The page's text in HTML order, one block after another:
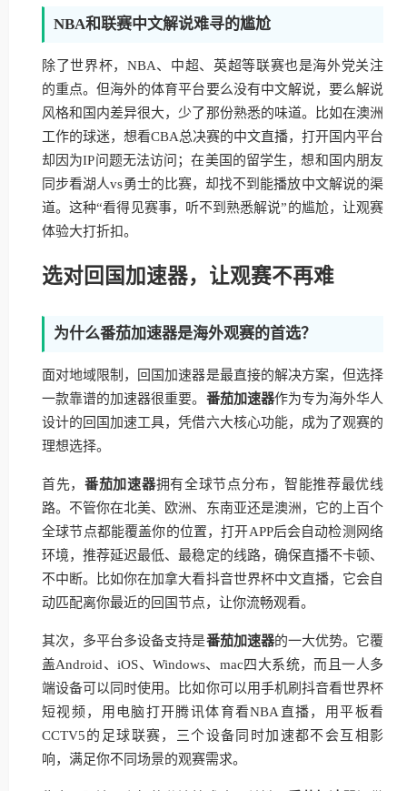
NBA和联赛中文解说难寻的尴尬
除了世界杯，NBA、中超、英超等联赛也是海外党关注
的重点。但海外的体育平台要么没有中文解说，要么解说
风格和国内差异很大，少了那份熟悉的味道。比如在澳洲
工作的球迷，想看CBA总决赛的中文直播，打开国内平台
却因为IP问题无法访问；在美国的留学生，想和国内朋友
同步看湖人vs勇士的比赛，却找不到能播放中文解说的渠
道。这种“看得见赛事，听不到熟悉解说”的尴尬，让观赛
体验大打折扣。
选对回国加速器，让观赛不再难
为什么番茄加速器是海外观赛的首选？
面对地域限制，回国加速器是最直接的解决方案，但选择
一款靠谱的加速器很重要。 番茄加速器作为专为海外华人
设计的回国加速工具，凭借六大核心功能，成为了观赛的
理想选择。
首先，番茄加速器拥有全球节点分布，智能推荐最优线
路。不管你在北美、欧洲、东南亚还是澳洲，它的上百个
全球节点都能覆盖你的位置，打开APP后会自动检测网络
环境，推荐延迟最低、最稳定的线路，确保直播不卡顿、
不中断。比如你在加拿大看抖音世界杯中文直播，它会自
动匹配离你最近的回国节点，让你流畅观看。
其次，多平台多设备支持是番茄加速器的一大优势。它覆
盖Android、iOS、Windows、mac四大系统，而且一人多
端设备可以同时使用。比如你可以用手机刷抖音看世界杯
短视频，用电脑打开腾讯体育看NBA直播，用平板看
CCTV5的足球联赛，三个设备同时加速都不会互相影
响，满足你不同场景的观赛需求。